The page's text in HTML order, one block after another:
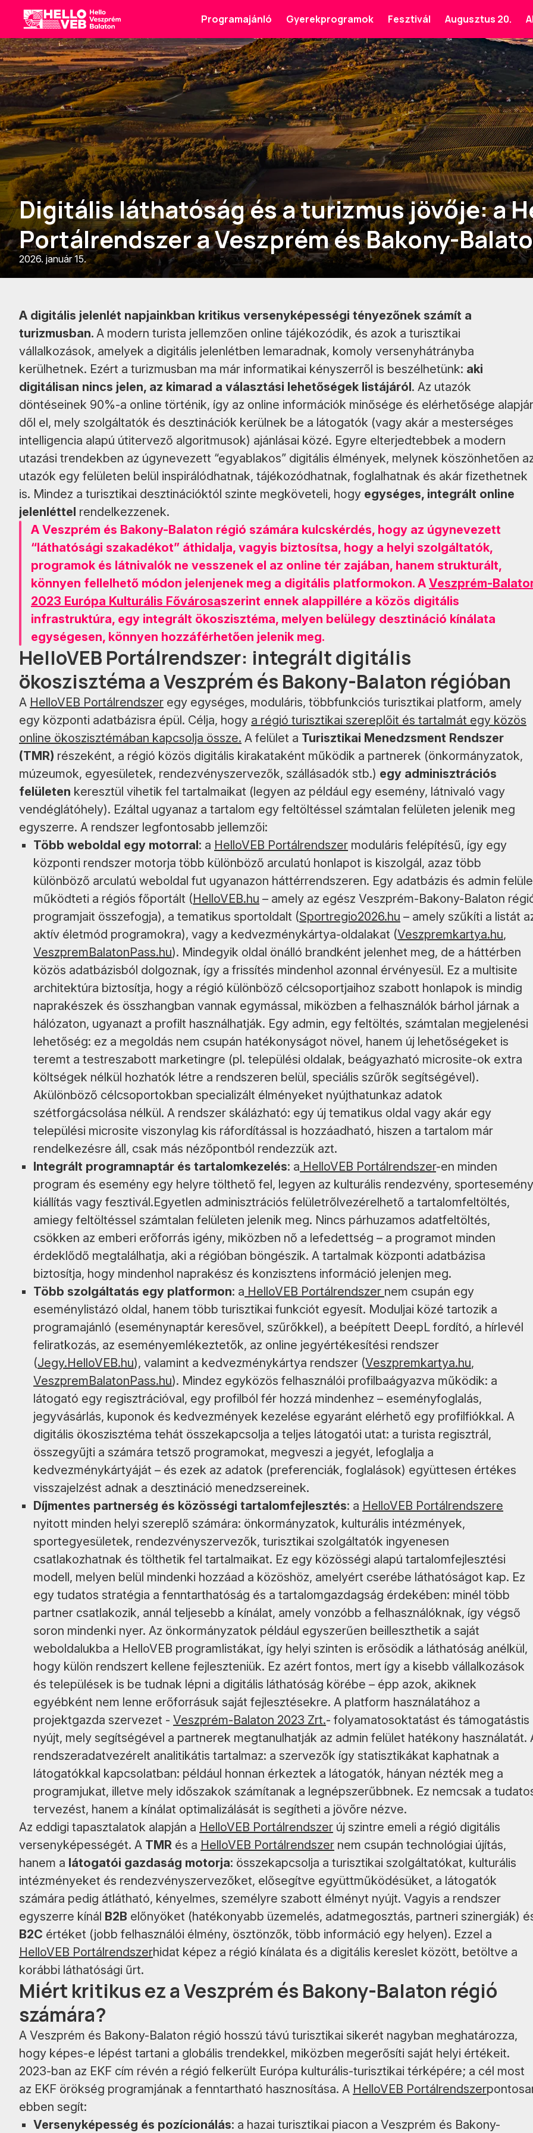
HelloVEB
Programajánló Gyerekprogramok Fesztivál Augusztus 20.
Digitális láthatóság és a turizmus jövője: a
Portálrendszer a Veszprém és Bakony-
2026. január 15.
A digitális jelenlét napjainkban kritikus versenyképességi tényezőnek számít a
turizmusban. A modern turista jellemzően online tájékozódik, és azok a turisztikai
vállalkozások, amelyek a digitális jelenlétben lemaradnak, komoly versenyhátrányba
kerülhetnek. Ezért a turizmusban ma már informatikai kényszerről is beszélhetünk: aki
digitálisan nincs jelen, az kimarad a választási lehetőségek listájáról. Az utazók
döntéseinek 90%-a online történik, így az online információk minősége és elérhetősége
dől el, mely szolgáltatók és desztinációk kerülnek be a látogatók (vagy akár a mesterséges
intelligencia alapú útitervező algoritmusok) ajánlásai közé. Egyre elterjedtebbek a modern
utazási trendekben az úgynevezett “egyablakos” digitális élmények, melynek köszönhetően
utazók egy felületen belül inspirálódhatnak, tájékozódhatnak, foglalhatnak és akár fizethetnek
is. Mindez a turisztikai desztinációktól szinte megköveteli, hogy egységes, integrált online
jelenléttel rendelkezzenek.
A Veszprém és Bakony-Balaton régió számára kulcskérdés, hogy az úgynevezett
“láthatósági szakadékot” áthidalja, vagyis biztosítsa, hogy a helyi szolgáltatók,
programok és látnivalók ne vesszenek el az online tér zajában, hanem strukturált,
könnyen fellelhető módon jelenjenek meg a digitális platformokon. A Veszprém-
2023 Európa Kulturális Fővárosaszerint ennek alappillére a közös digitális
infrastruktúra, egy integrált ökoszisztéma, melyen belülegy desztináció kínálata
egységesen, könnyen hozzáférhetően jelenik meg.
HelloVEB Portálrendszer: integrált digitális
ökoszisztéma a Veszprém és Bakony-Balaton régióban
A HelloVEB Portálrendszer egy egységes, moduláris, többfunkciós turisztikai platform, amely
egy központi adatbázisra épül. Célja, hogy a régió turisztikai szereplőit és tartalmát egy közös
online ökoszisztémában kapcsolja össze. A felület a Turisztikai Menedzsment Rendszer
(TMR) részeként, a régió közös digitális kirakataként működik a partnerek (önkormányzatok,
múzeumok, egyesületek, rendezvényszervezők, szállásadók stb.) egy adminisztrációs
felületen keresztül vihetik fel tartalmaikat (legyen az például egy esemény, látnivaló vagy
vendéglátóhely). Ezáltal ugyanaz a tartalom egy feltöltéssel számtalan felületen jelenik meg
egyszerre. A rendszer legfontosabb jellemzői:
Több weboldal egy motorral: a HelloVEB Portálrendszer moduláris felépítésű, így egy
központi rendszer motorja több különböző arculatú honlapot is kiszolgál, azaz több
különböző arculatú weboldal fut ugyanazon háttérrendszeren. Egy adatbázis és admin
működteti a régiós főportált (HelloVEB.hu – amely az egész Veszprém-Bakony-Balaton
programjait összefogja), a tematikus sportoldalt (Sportregio2026.hu – amely szűkíti a listát
aktív életmód programokra), vagy a kedvezménykártya-oldalakat (Veszpremkartya.hu,
VeszpremBalatonPass.hu). Mindegyik oldal önálló brandként jelenhet meg, de a háttérben
közös adatbázisból dolgoznak, így a frissítés mindenhol azonnal érvényesül. Ez a multisite
architektúra biztosítja, hogy a régió különböző célcsoportjaihoz szabott honlapok is mindig
naprakészek és összhangban vannak egymással, miközben a felhasználók bárhol járnak a
hálózaton, ugyanazt a profilt használhatják. Egy admin, egy feltöltés, számtalan megjelenési
lehetőség: ez a megoldás nem csupán hatékonyságot növel, hanem új lehetőségeket is
teremt a testreszabott marketingre (pl. települési oldalak, beágyazható microsite-ok extra
költségek nélkül hozhatók létre a rendszeren belül, speciális szűrők segítségével).
Akülönböző célcsoportokban specializált élményeket nyújthatunkaz adatok
szétforgácsolása nélkül. A rendszer skálázható: egy új tematikus oldal vagy akár egy
települési microsite viszonylag kis ráfordítással is hozzáadható, hiszen a tartalom már
rendelkezésre áll, csak más nézőpontból rendezzük azt.
Integrált programnaptár és tartalomkezelés: a HelloVEB Portálrendszer-en minden
program és esemény egy helyre tölthető fel, legyen az kulturális rendezvény,
kiállítás vagy fesztivál.Egyetlen adminisztrációs felületrőlvezérelhető a tartalomfeltöltés,
amiegy feltöltéssel számtalan felületen jelenik meg. Nincs párhuzamos adatfeltöltés,
csökken az emberi erőforrás igény, miközben nő a lefedettség – a programot minden
érdeklődő megtalálhatja, aki a régióban böngészik. A tartalmak központi adatbázisa
biztosítja, hogy mindenhol naprakész és konzisztens információ jelenjen meg.
Több szolgáltatás egy platformon: a HelloVEB Portálrendszer nem csupán egy
eseménylistázó oldal, hanem több turisztikai funkciót egyesít. Moduljai közé tartozik a
programajánló (eseménynaptár keresővel, szűrőkkel), a beépített DeepL fordító, a hírlevél
feliratkozás, az eseményemlékeztetők, az online jegyértékesítési rendszer
(Jegy.HelloVEB.hu), valamint a kedvezménykártya rendszer (Veszpremkartya.hu,
VeszpremBalatonPass.hu). Mindez egyközös felhasználói profilbaágyazva működik: a
látogató egy regisztrációval, egy profilból fér hozzá mindenhez – eseményfoglalás,
jegyvásárlás, kuponok és kedvezmények kezelése egyaránt elérhető egy profilfiókkal. A
digitális ökoszisztéma tehát összekapcsolja a teljes látogatói utat: a turista regisztrál,
összegyűjti a számára tetsző programokat, megveszi a jegyét, lefoglalja a
kedvezménykártyáját – és ezek az adatok (preferenciák, foglalások) együttesen értékes
visszajelzést adnak a desztináció menedzsereinek.
Díjmentes partnerség és közösségi tartalomfejlesztés: a HelloVEB Portálrendszere
nyitott minden helyi szereplő számára: önkormányzatok, kulturális intézmények,
sportegyesületek, rendezvényszervezők, turisztikai szolgáltatók ingyenesen
csatlakozhatnak és tölthetik fel tartalmaikat. Ez egy közösségi alapú tartalomfejlesztési
modell, melyen belül mindenki hozzáad a közöshöz, amelyért cserébe láthatóságot kap. Ez
egy tudatos stratégia a fenntarthatóság és a tartalomgazdagság érdekében: minél több
partner csatlakozik, annál teljesebb a kínálat, amely vonzóbb a felhasználóknak, így végső
soron mindenki nyer. Az önkormányzatok például egyszerűen beilleszthetik a saját
weboldalukba a HelloVEB programlistákat, így helyi szinten is erősödik a láthatóság anélkül,
hogy külön rendszert kellene fejleszteniük. Ez azért fontos, mert így a kisebb vállalkozások
és települések is be tudnak lépni a digitális láthatóság körébe – épp azok, akiknek
egyébként nem lenne erőforrásuk saját fejlesztésekre. A platform használatához a
projektgazda szervezet - Veszprém-Balaton 2023 Zrt.- folyamatosoktatást és támogatástis
nyújt, mely segítségével a partnerek megtanulhatják az admin felület hatékony használatát.
rendszeradatvezérelt analitikátis tartalmaz: a szervezők így statisztikákat kaphatnak a
látogatókkal kapcsolatban: például honnan érkeztek a látogatók, hányan nézték meg a
programjukat, illetve mely időszakok számítanak a legnépszerűbbnek. Ez nemcsak a
tervezést, hanem a kínálat optimalizálását is segítheti a jövőre nézve.
Az eddigi tapasztalatok alapján a HelloVEB Portálrendszer új szintre emeli a régió digitális
versenyképességét. A TMR és a HelloVEB Portálrendszer nem csupán technológiai újítás,
hanem a látogatói gazdaság motorja: összekapcsolja a turisztikai szolgáltatókat, kulturális
intézményeket és rendezvényszervezőket, elősegítve együttműködésüket, a látogatók
számára pedig átlátható, kényelmes, személyre szabott élményt nyújt. Vagyis a rendszer
egyszerre kínál B2B előnyöket (hatékonyabb üzemelés, adatmegosztás, partneri szinergiák)
B2C értéket (jobb felhasználói élmény, ösztönzők, több információ egy helyen). Ezzel a
HelloVEB Portálrendszerhidat képez a régió kínálata és a digitális kereslet között, betöltve a
korábbi láthatósági űrt.
Miért kritikus ez a Veszprém és Bakony-Balaton régió
számára?
A Veszprém és Bakony-Balaton régió hosszú távú turisztikai sikerét nagyban meghatározza,
hogy képes-e lépést tartani a globális trendekkel, miközben megerősíti saját helyi értékeit.
2023-ban az EKF cím révén a régió felkerült Európa kulturális-turisztikai térképére; a cél most
az EKF örökség programjának a fenntartható hasznosítása. A HelloVEB Portálrendszer
ebben segít:
Versenyképesség és pozícionálás: a hazai turisztikai piacon a Veszprém és Bakony-